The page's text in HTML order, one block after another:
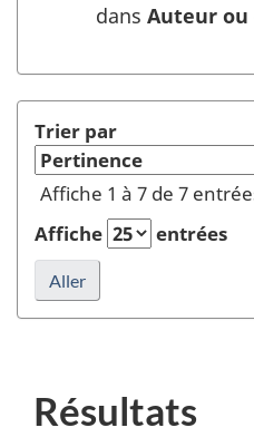
dans Auteur
Trier par
Affiche 1 à 7 de 7
Affiche
entrées
Résultats